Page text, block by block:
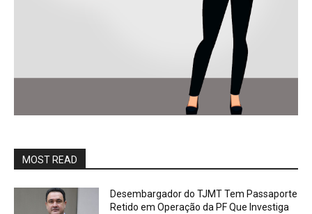
MOST READ
Desembargador do TJMT Tem Passaporte
Retido em Operação da PF Que Investiga